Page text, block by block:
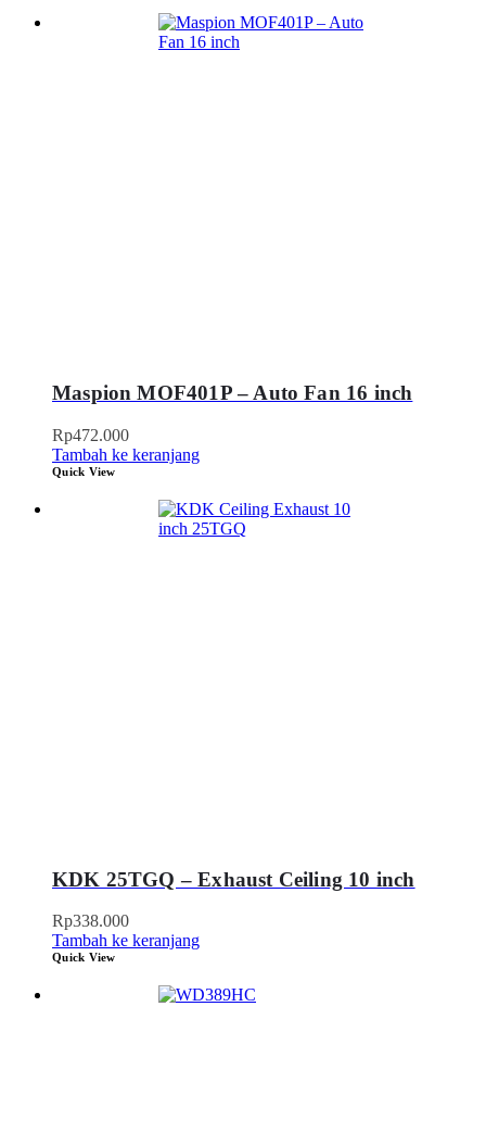
Maspion MOF401P – Auto Fan 16 inch
Rp472.000
Tambah ke keranjang
Quick View
KDK 25TGQ – Exhaust Ceiling 10 inch
Rp338.000
Tambah ke keranjang
Quick View